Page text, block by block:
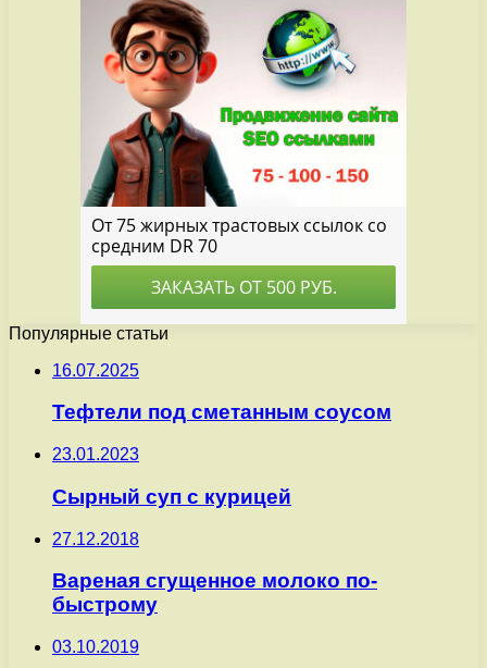
Популярные статьи
16.07.2025
Тефтели под сметанным соусом
23.01.2023
Сырный суп с курицей
27.12.2018
Вареная сгущенное молоко по-
быстрому
03.10.2019